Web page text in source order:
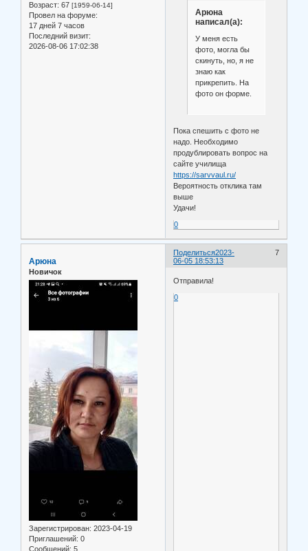
Возраст: 67 [1959-06-14]
Провел на форуме:
17 дней 7 часов
Последний визит:
2026-08-06 17:02:38
Арюна
написал(а):
У меня есть
фото, могла бы
скинуть, но, я не
знаю как
прикрепить. На
фото он форме.
Пока спешить с фото не
надо. Необходимо
продублировать вопрос на
сайте училища
https://sarvvaul.ru/
Вероятность отклика там
выше
Удачи!
0
Поделиться 7
2023-
06-05 18:53:13
Арюна
Новичок
Зарегистрирован: 2023-04-19
Приглашений: 0
Сообщений: 5
Отправила!
0